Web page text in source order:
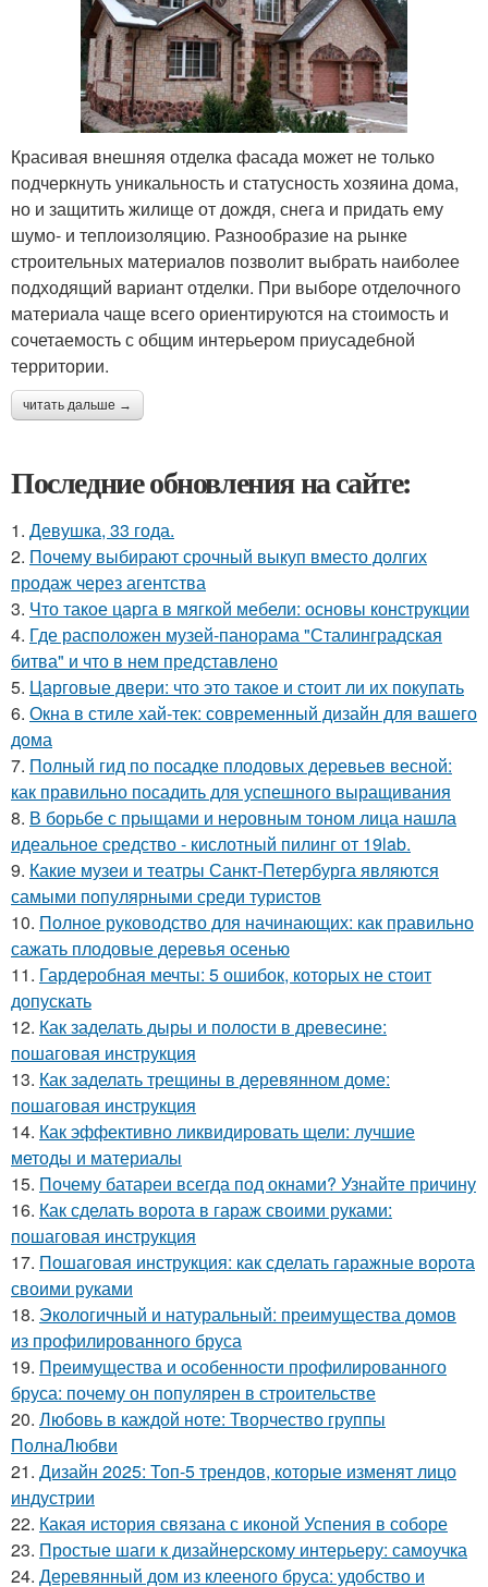
Красивая внешняя отделка фасада может не только
подчеркнуть уникальность и статусность хозяина дома,
но и защитить жилище от дождя, снега и придать ему
шумо- и теплоизоляцию. Разнообразие на рынке
строительных материалов позволит выбрать наиболее
подходящий вариант отделки. При выборе отделочного
материала чаще всего ориентируются на стоимость и
сочетаемость с общим интерьером приусадебной
территории.
читать дальше →
Последние обновления на сайте:
1. Девушка, 33 года.
2. Почему выбирают срочный выкуп вместо долгих
продаж через агентства
3. Что такое царга в мягкой мебели: основы конструкции
4. Где расположен музей-панорама "Сталинградская
битва" и что в нем представлено
5. Царговые двери: что это такое и стоит ли их покупать
6. Окна в стиле хай-тек: современный дизайн для вашего
дома
7. Полный гид по посадке плодовых деревьев весной:
как правильно посадить для успешного выращивания
8. В борьбе с прыщами и неровным тоном лица нашла
идеальное средство - кислотный пилинг от 19lab.
9. Какие музеи и театры Санкт-Петербурга являются
самыми популярными среди туристов
10. Полное руководство для начинающих: как правильно
сажать плодовые деревья осенью
11. Гардеробная мечты: 5 ошибок, которых не стоит
допускать
12. Как заделать дыры и полости в древесине:
пошаговая инструкция
13. Как заделать трещины в деревянном доме:
пошаговая инструкция
14. Как эффективно ликвидировать щели: лучшие
методы и материалы
15. Почему батареи всегда под окнами? Узнайте причину
16. Как сделать ворота в гараж своими руками:
пошаговая инструкция
17. Пошаговая инструкция: как сделать гаражные ворота
своими руками
18. Экологичный и натуральный: преимущества домов
из профилированного бруса
19. Преимущества и особенности профилированного
бруса: почему он популярен в строительстве
20. Любовь в каждой ноте: Творчество группы
ПолнаЛюбви
21. Дизайн 2025: Топ-5 трендов, которые изменят лицо
индустрии
22. Какая история связана с иконой Успения в соборе
23. Простые шаги к дизайнерскому интерьеру: самоучка
24. Деревянный дом из клееного бруса: удобство и